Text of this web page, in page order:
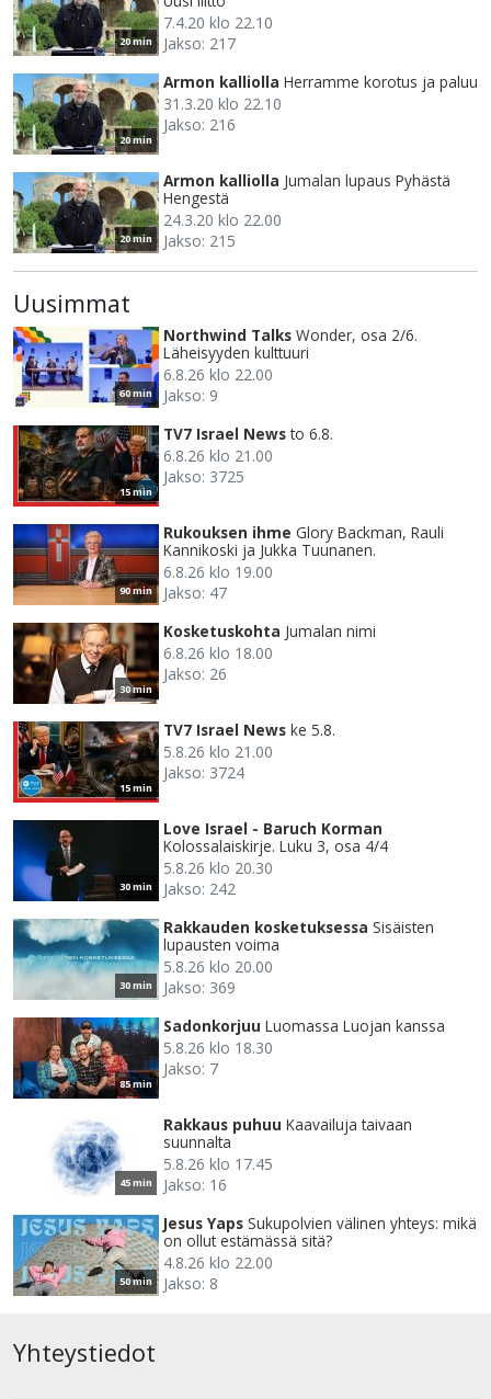
20 min
7.4.20 klo 22.10
Jakso: 217
20 min
Armon kalliolla Herramme korotus ja paluu
31.3.20 klo 22.10
Jakso: 216
20 min
Armon kalliolla Jumalan lupaus Pyhästä
Hengestä
24.3.20 klo 22.00
Jakso: 215
Uusimmat
60 min
Northwind Talks Wonder, osa 2/6.
Läheisyyden kulttuuri
6.8.26 klo 22.00
Jakso: 9
15 min
TV7 Israel News to 6.8.
6.8.26 klo 21.00
Jakso: 3725
90 min
Rukouksen ihme Glory Backman, Rauli
Kannikoski ja Jukka Tuunanen.
6.8.26 klo 19.00
Jakso: 47
30 min
Kosketuskohta Jumalan nimi
6.8.26 klo 18.00
Jakso: 26
15 min
TV7 Israel News ke 5.8.
5.8.26 klo 21.00
Jakso: 3724
30 min
Love Israel - Baruch Korman
Kolossalaiskirje. Luku 3, osa 4/4
5.8.26 klo 20.30
Jakso: 242
30 min
Rakkauden kosketuksessa Sisäisten
lupausten voima
5.8.26 klo 20.00
Jakso: 369
85 min
Sadonkorjuu Luomassa Luojan kanssa
5.8.26 klo 18.30
Jakso: 7
45 min
Rakkaus puhuu Kaavailuja taivaan
suunnalta
5.8.26 klo 17.45
Jakso: 16
50 min
Jesus Yaps Sukupolvien välinen yhteys: mikä
on ollut estämässä sitä?
4.8.26 klo 22.00
Jakso: 8
Yhteystiedot